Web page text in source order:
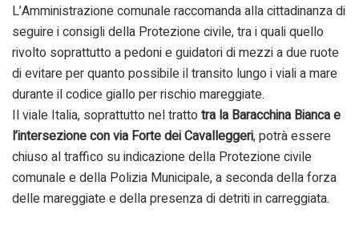
L’Amministrazione comunale raccomanda alla cittadinanza di
seguire i consigli della Protezione civile, tra i quali quello
rivolto soprattutto a pedoni e guidatori di mezzi a due ruote
di evitare per quanto possibile il transito lungo i viali a mare
durante il codice giallo per rischio mareggiate.
Il viale Italia, soprattutto nel trattotra la Baracchina Bianca e
l’intersezione con via Forte dei Cavalleggeri, potrà essere
chiuso al traffico su indicazione della Protezione civile
comunale e della Polizia Municipale, a seconda della forza
delle mareggiate e della presenza di detriti in carreggiata.